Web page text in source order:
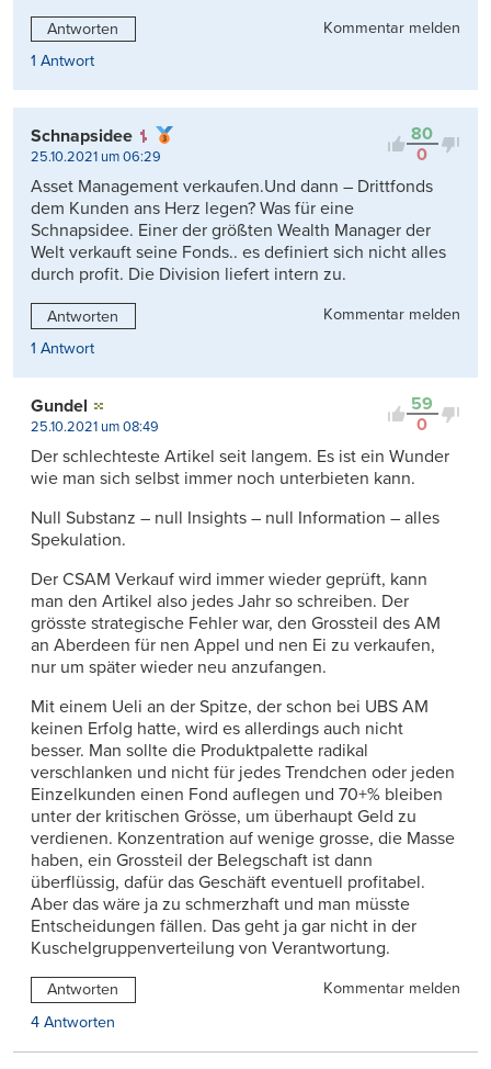
Antworten
Kommentar melden
1 Antwort
80
0
Schnapsidee
25.10.2021 um 06:29
Asset Management verkaufen.Und dann – Drittfonds
dem Kunden ans Herz legen? Was für eine
Schnapsidee. Einer der größten Wealth Manager der
Welt verkauft seine Fonds.. es definiert sich nicht alles
durch profit. Die Division liefert intern zu.
Antworten
Kommentar melden
1 Antwort
59
0
Gundel
25.10.2021 um 08:49
Der schlechteste Artikel seit langem. Es ist ein Wunder
wie man sich selbst immer noch unterbieten kann.
Null Substanz – null Insights – null Information – alles
Spekulation.
Der CSAM Verkauf wird immer wieder geprüft, kann
man den Artikel also jedes Jahr so schreiben. Der
grösste strategische Fehler war, den Grossteil des AM
an Aberdeen für nen Appel und nen Ei zu verkaufen,
nur um später wieder neu anzufangen.
Mit einem Ueli an der Spitze, der schon bei UBS AM
keinen Erfolg hatte, wird es allerdings auch nicht
besser. Man sollte die Produktpalette radikal
verschlanken und nicht für jedes Trendchen oder jeden
Einzelkunden einen Fond auflegen und 70+% bleiben
unter der kritischen Grösse, um überhaupt Geld zu
verdienen. Konzentration auf wenige grosse, die Masse
haben, ein Grossteil der Belegschaft ist dann
überflüssig, dafür das Geschäft eventuell profitabel.
Aber das wäre ja zu schmerzhaft und man müsste
Entscheidungen fällen. Das geht ja gar nicht in der
Kuschelgruppenverteilung von Verantwortung.
Antworten
Kommentar melden
4 Antworten